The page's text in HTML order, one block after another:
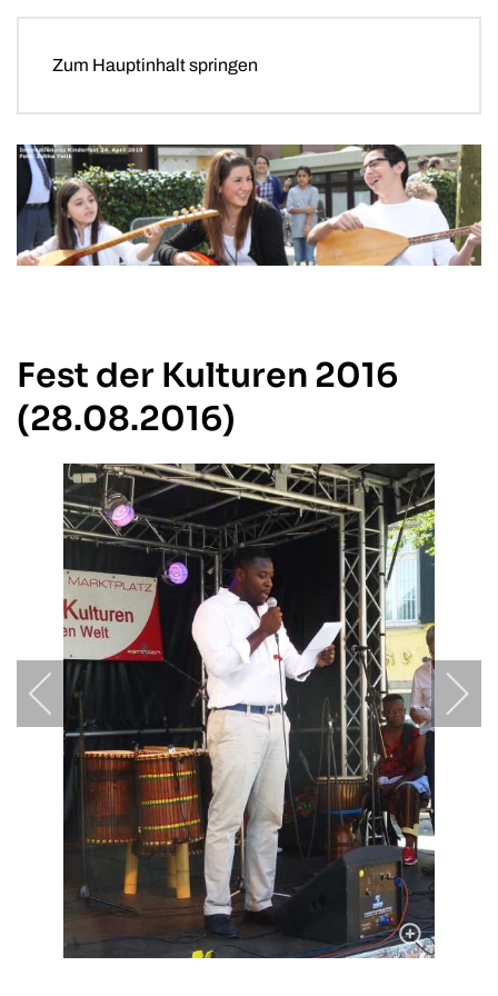
Zum Hauptinhalt springen
Fest der Kulturen 2016
(28.08.2016)